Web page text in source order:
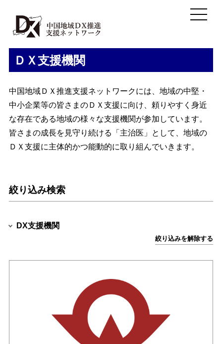
ＤＸ支援機関
中国地域ＤＸ推進支援ネットワークには、地域の中堅・
中小企業等の皆さまのＤＸ支援に向け、頼りやすく身近
な存在である地域の様々な支援機関が参加しています。
皆さまの成長を見守り続ける「主治医」として、地域の
ＤＸ支援に主体的かつ能動的に取り組んでいきます。
絞り込み検索
DX支援機関
絞り込みを解除する